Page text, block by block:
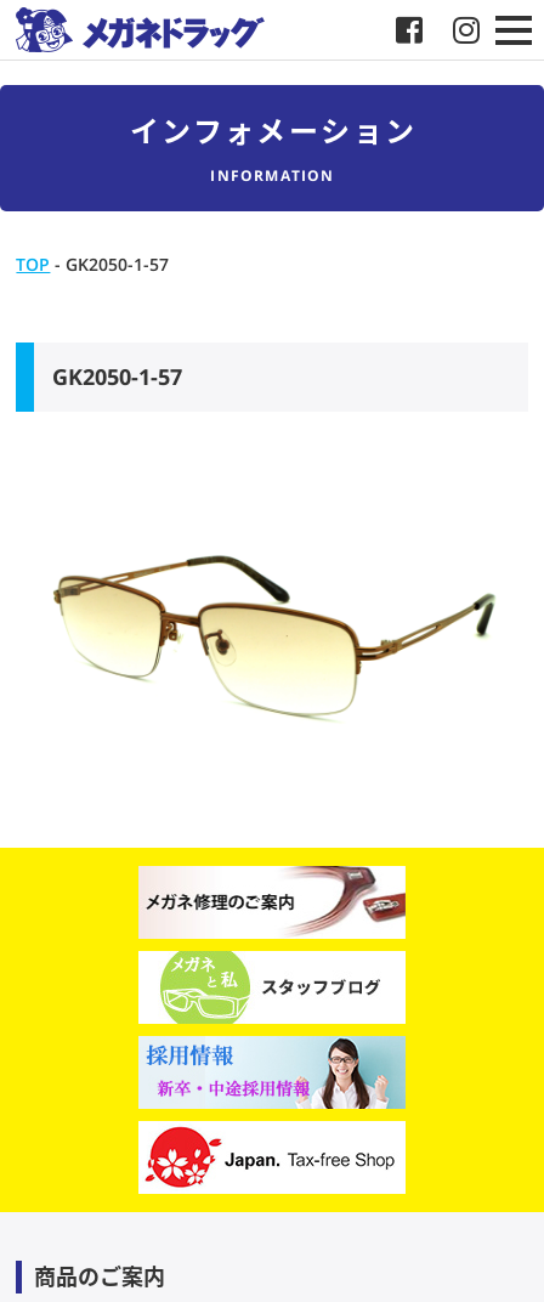
メガネドラッグについて
スタッフブログ
インフォメーション
INFORMATION
TOP -GK2050-1-57
GK2050-1-57
商品のご案内